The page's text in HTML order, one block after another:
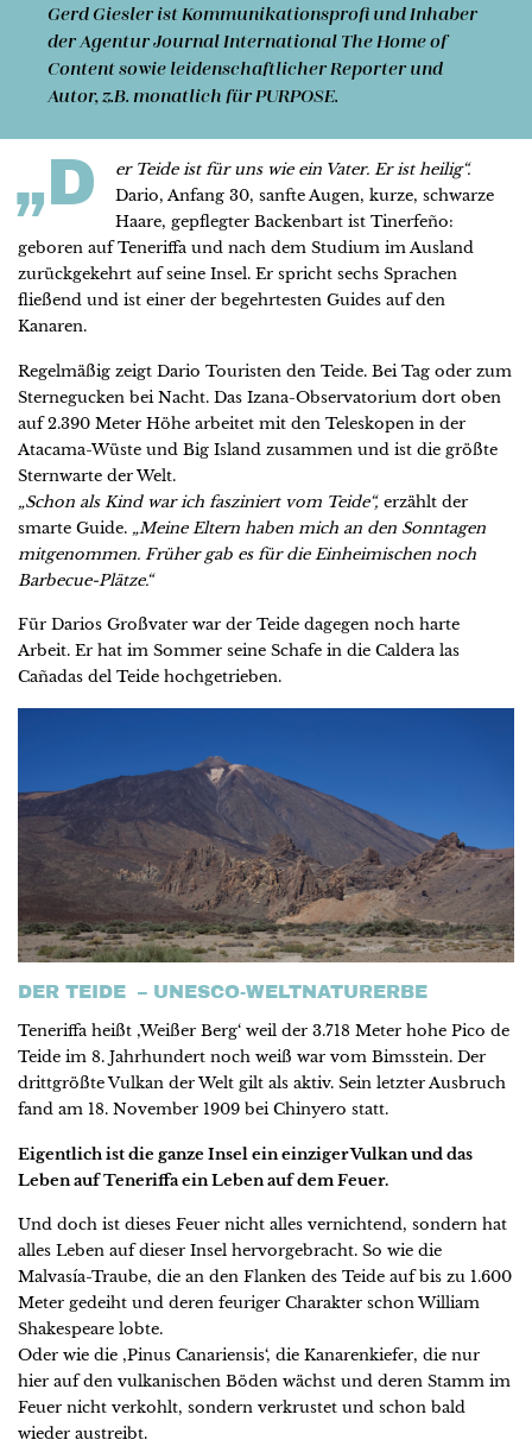
Gerd Giesler ist Kommunikationsprofi und Inhaber
der Agentur Journal International The Home of
Content sowie leidenschaftlicher Reporter und
Autor, z.B. monatlich für PURPOSE.
„D
er Teide ist für uns wie ein Vater. Er ist heilig“.
Dario, Anfang 30, sanfte Augen, kurze, schwarze
Haare, gepflegter Backenbart ist Tinerfeño:
geboren auf Teneriffa und nach dem Studium im Ausland
zurückgekehrt auf seine Insel. Er spricht sechs Sprachen
fließend und ist einer der begehrtesten Guides auf den
Kanaren.
Regelmäßig zeigt Dario Touristen den Teide. Bei Tag oder zum
Sternegucken bei Nacht. Das Izana-Observatorium dort oben
auf 2.390 Meter Höhe arbeitet mit den Teleskopen in der
Atacama-Wüste und Big Island zusammen und ist die größte
Sternwarte der Welt.
„Schon als Kind war ich fasziniert vom Teide“, erzählt der
smarte Guide. „Meine Eltern haben mich an den Sonntagen
mitgenommen. Früher gab es für die Einheimischen noch
Barbecue-Plätze.“
Für Darios Großvater war der Teide dagegen noch harte
Arbeit. Er hat im Sommer seine Schafe in die Caldera las
Cañadas del Teide hochgetrieben.
DER TEIDE – UNESCO-WELTNATURERBE
Teneriffa heißt ‚Weißer Berg‘ weil der 3.718 Meter hohe Pico de
Teide im 8. Jahrhundert noch weiß war vom Bimsstein. Der
drittgrößte Vulkan der Welt gilt als aktiv. Sein letzter Ausbruch
fand am 18. November 1909 bei Chinyero statt.
Eigentlich ist die ganze Insel ein einziger Vulkan und das
Leben auf Teneriffa ein Leben auf dem Feuer.
Und doch ist dieses Feuer nicht alles vernichtend, sondern hat
alles Leben auf dieser Insel hervorgebracht. So wie die
Malvasía-Traube, die an den Flanken des Teide auf bis zu 1.600
Meter gedeiht und deren feuriger Charakter schon William
Shakespeare lobte.
Oder wie die ‚Pinus Canariensis‘, die Kanarenkiefer, die nur
hier auf den vulkanischen Böden wächst und deren Stamm im
Feuer nicht verkohlt, sondern verkrustet und schon bald
wieder austreibt.